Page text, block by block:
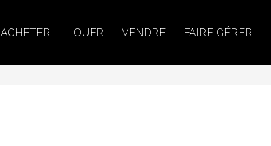
ACHETER LOUER VENDRE FAIRE GÉRER